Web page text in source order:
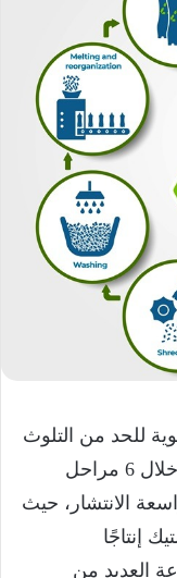
للحد من التلوث
البيئي والاستفادة الاقتصادية وتتم من خلال 6 مراحل
الانتشار، حيث
إنتاجًا
العديد من